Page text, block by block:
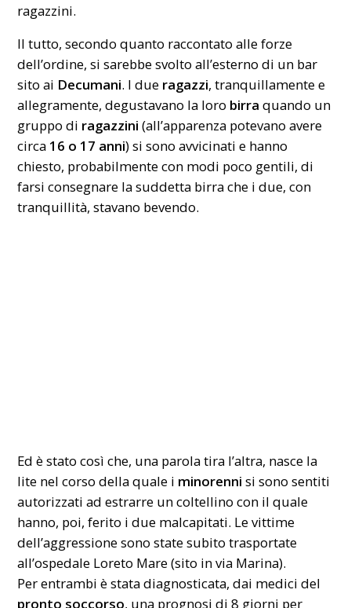
ragazzini.
Il tutto, secondo quanto raccontato alle forze
dell’ordine, si sarebbe svolto all’esterno di un bar
sito ai Decumani. I due ragazzi, tranquillamente e
allegramente, degustavano la loro birra quando un
gruppo di ragazzini (all’apparenza potevano avere
circa 16 o 17 anni) si sono avvicinati e hanno
chiesto, probabilmente con modi poco gentili, di
farsi consegnare la suddetta birra che i due, con
tranquillità, stavano bevendo.
Ed è stato così che, una parola tira l’altra, nasce la
lite nel corso della quale i minorenni si sono sentiti
autorizzati ad estrarre un coltellino con il quale
hanno, poi, ferito i due malcapitati. Le vittime
dell’aggressione sono state subito trasportate
all’ospedale Loreto Mare (sito in via Marina).
Per entrambi è stata diagnosticata, dai medici del
pronto soccorso, una prognosi di 8 giorni per